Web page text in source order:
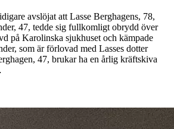
avslöjat att Lasse Berghagens, 78,
47, tedde sig fullkomligt obrydd över
på Karolinska sjukhuset och kämpade
som är förlovad med Lasses dotter
47, brukar ha en årlig kräftskiva